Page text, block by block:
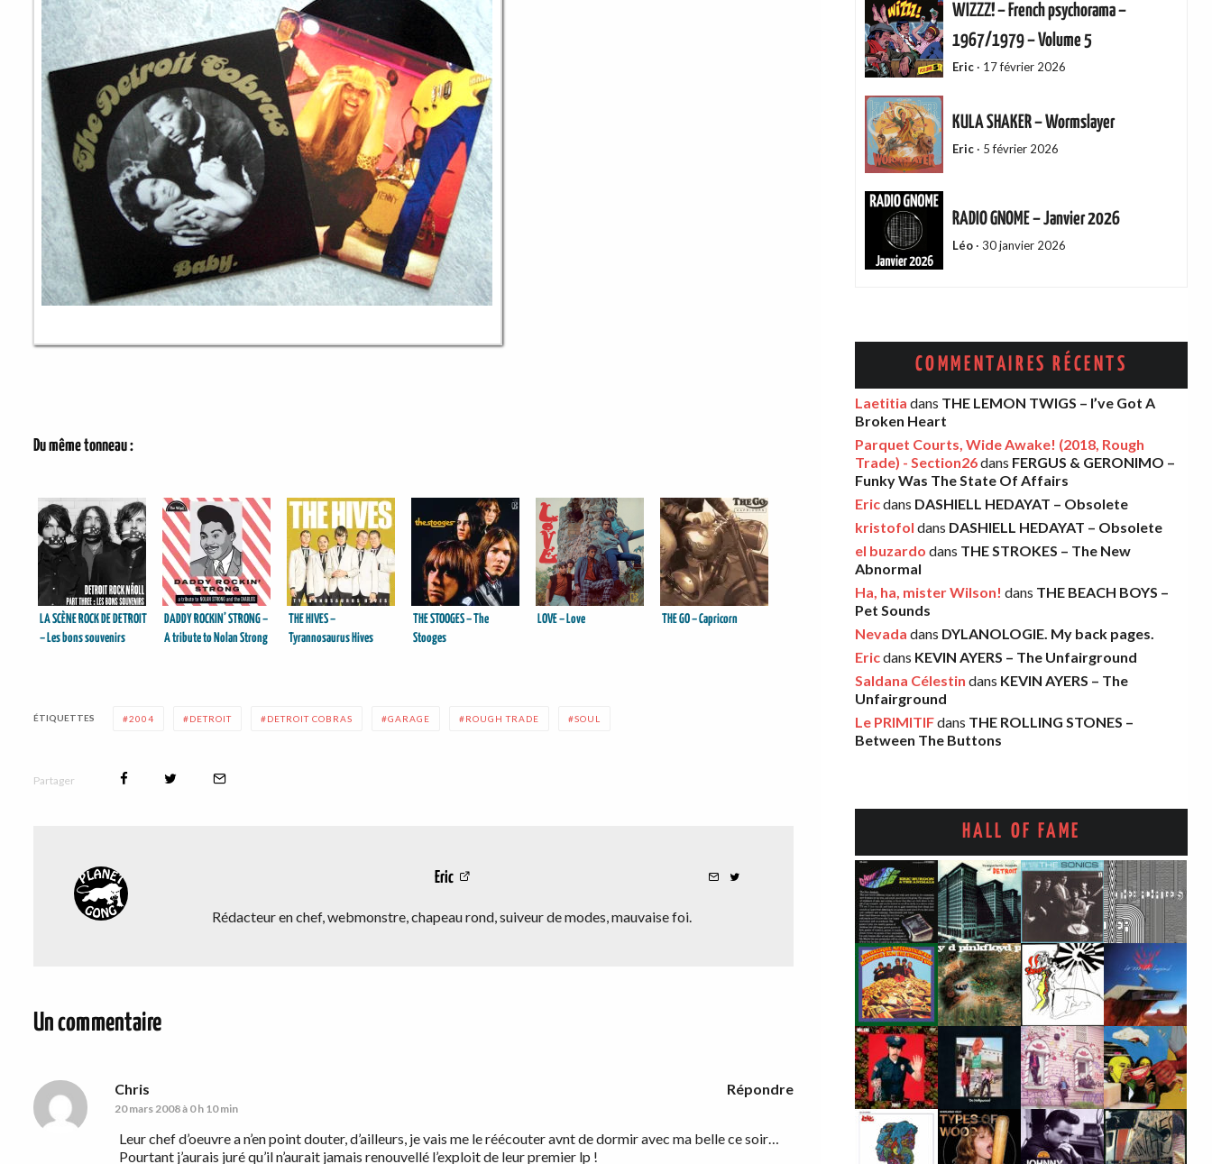
Du même tonneau :
LA SCÈNE ROCK DE DETROIT
– Les bons souvenirs
DADDY ROCKIN’ STRONG –
A tribute to Nolan Strong
THE HIVES –
Tyrannosaurus Hives
THE STOOGES – The
Stooges
LOVE – Love THE GO – Capricorn
ÉTIQUETTES 2004 DETROIT DETROIT COBRAS GARAGE ROUGH TRADE SOUL
Partager
Eric
Rédacteur en chef, webmonstre, chapeau rond, suiveur de modes, mauvaise foi.
Un commentaire
Chris
20 mars 2008 à 0 h 10 min
Leur chef d’oeuvre a n’en point douter, d’ailleurs, je vais me le réécouter avnt de dormir avec ma belle ce soir…
Pourtant j’aurais juré qu’il n’aurait jamais renouvellé l’exploit de leur premier lp !
Répondre
WIZZZ! – French psychorama –
1967/1979 – Volume 5
Eric· 17 février 2026
KULA SHAKER – Wormslayer
Eric· 5 février 2026
RADIO GNOME – Janvier 2026
Léo· 30 janvier 2026
Eric·13 décembre 2025
AMELIA COBURN – Between The Moon
Léo· 9 décembre 2025
THE LEMON TWIGS – Go To School
Léo· 5 novembre 2025
Eric·2 novembre 2025
Léo · 29 octobre 2025
COMMENTAIRES RÉCENTS
Laetitia dans THE LEMON TWIGS – I’ve Got A
Broken Heart
Parquet Courts, Wide Awake! (2018, Rough
Trade) - Section26dans FERGUS & GERONIMO –
Funky Was The State Of Affairs
Ericdans DASHIELL HEDAYAT – Obsolete
kristofol dans DASHIELL HEDAYAT – Obsolete
el buzardo dans THE STROKES – The New
Abnormal
Ha, ha, mister Wilson! dans THE BEACH BOYS –
Pet Sounds
Nevada dans DYLANOLOGIE. My back pages.
Ericdans KEVIN AYERS – The Unfairground
Saldana Célestin dans KEVIN AYERS – The
Unfairground
Le PRIMITIFdans THE ROLLING STONES –
Between The Buttons
HALL OF FAME